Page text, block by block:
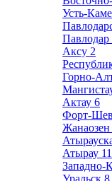
Усть-
Павлодар
Аксу 2
Горно-
Актау 6
Форт-
Жанаозен
Атырау 11
Западно-
Уральск 8